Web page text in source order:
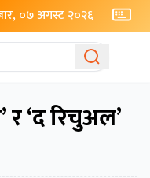
०७ अगस्ट २०२६
र ‘द रिचुअल’